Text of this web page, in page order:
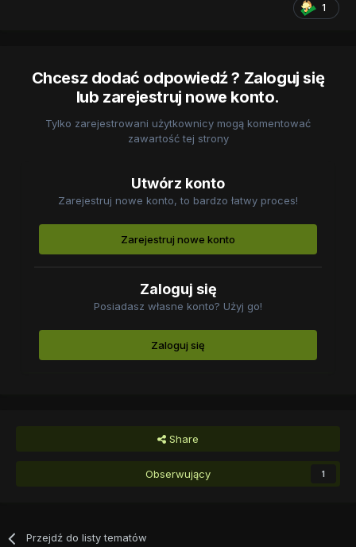
1
Chcesz dodać odpowiedź ? Zaloguj się
lub zarejestruj nowe konto.
Tylko zarejestrowani użytkownicy mogą komentować
zawartość tej strony
Utwórz konto
Zarejestruj nowe konto, to bardzo łatwy proces!
Zarejestruj nowe konto
Zaloguj się
Posiadasz własne konto? Użyj go!
Zaloguj się
Share
Obserwujący 1
Przejdź do listy tematów